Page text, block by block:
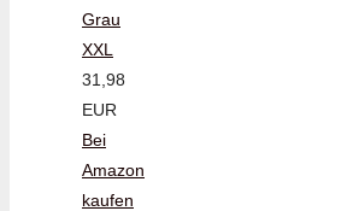
Grau
XXL
31,98
EUR
Bei
Amazon
kaufen